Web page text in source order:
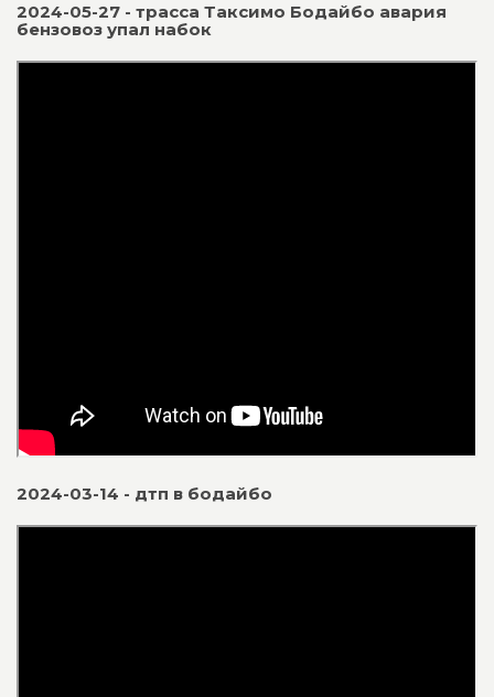
2024-05-27 - трасса Таксимо Бодайбо авария
бензовоз упал набок
2024-03-14 - дтп в бодайбо